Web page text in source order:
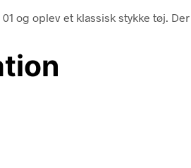
og oplev et klassisk stykke tøj.